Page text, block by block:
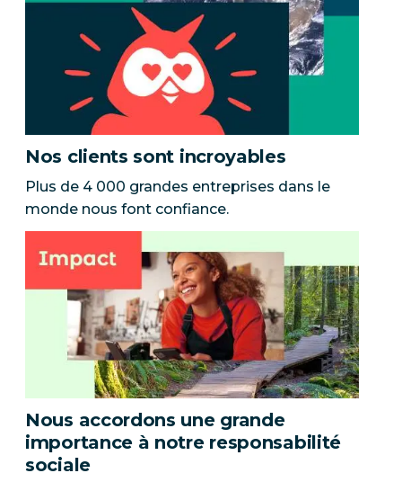
Nos clients sont incroyables
Plus de 4 000 grandes entreprises dans le
monde nous font confiance.
Nous accordons une grande
importance à notre responsabilité
sociale